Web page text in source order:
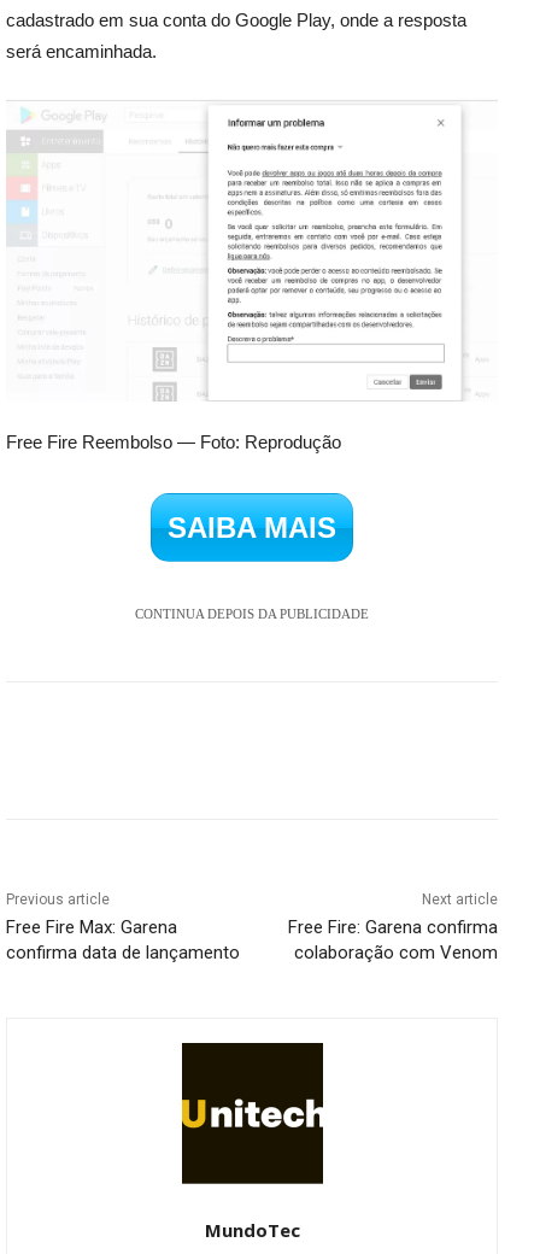
cadastrado em sua conta do Google Play, onde a resposta
será encaminhada.
Free Fire Reembolso — Foto: Reprodução
SAIBA MAIS
CONTINUA DEPOIS DA PUBLICIDADE
Previous article
Free Fire Max: Garena
confirma data de lançamento
Next article
Free Fire: Garena confirma
colaboração com Venom
MundoTec